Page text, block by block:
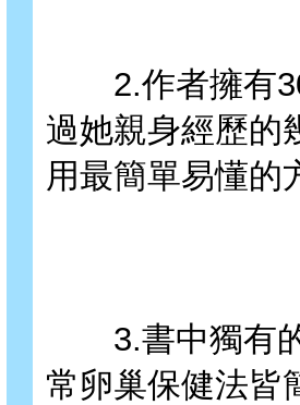
2.作者擁有30
過她親身經歷的
用最簡單易懂的
3.書中獨有的
常卵巢保健法皆